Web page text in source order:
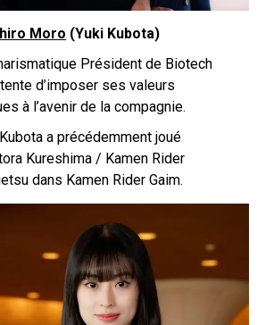
Moro (Yuki Kubota)
Président de Biotech
d’imposer ses valeurs
à l’avenir de la compagnie.
a précédemment joué
Kureshima / Kamen Rider
dans Kamen Rider Gaim.